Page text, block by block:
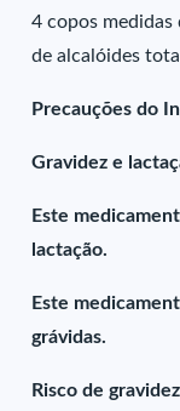
4 copos medidas
de alcalóides
Precauções do
Gravidez e
Este
lactação.
Este
grávidas.
Risco de